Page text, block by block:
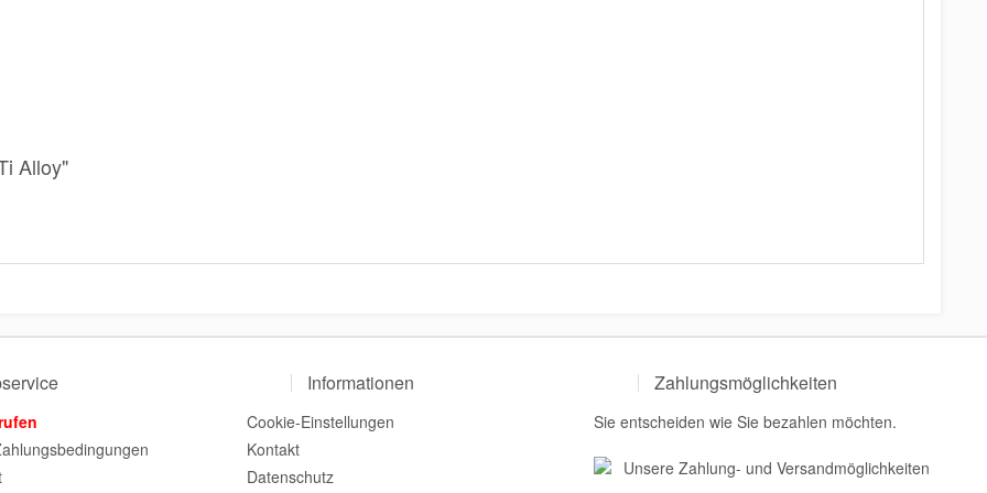
Alloy"
Informationen
Cookie-Einstellungen
Kontakt
Datenschutz
Zahlungsmöglichkeiten
Sie entscheiden wie Sie bezahlen möchten.